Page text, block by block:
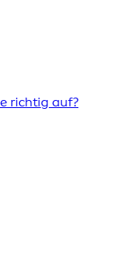
richtig auf?